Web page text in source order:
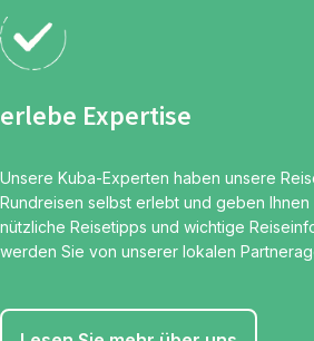
erlebe Expertise
Unsere Kuba-Experten haben unsere
Rundreisen selbst erlebt und geben
nützliche Reisetipps und wichtige
werden Sie von unserer lokalen